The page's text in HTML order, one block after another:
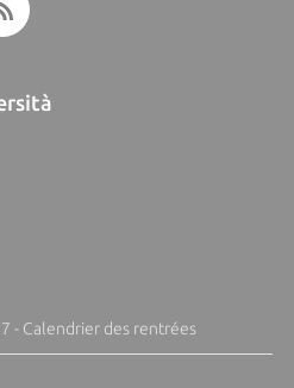
- Calendrier des rentrées